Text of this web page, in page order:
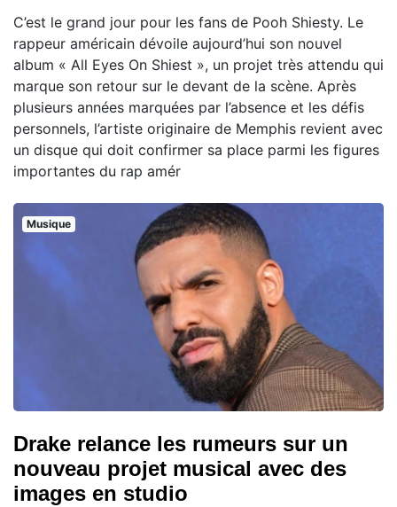
C’est le grand jour pour les fans de Pooh Shiesty. Le
rappeur américain dévoile aujourd’hui son nouvel
album « All Eyes On Shiest », un projet très attendu qui
marque son retour sur le devant de la scène. Après
plusieurs années marquées par l’absence et les défis
personnels, l’artiste originaire de Memphis revient avec
un disque qui doit confirmer sa place parmi les figures
importantes du rap amér
Musique
Drake relance les rumeurs sur un
nouveau projet musical avec des
images en studio